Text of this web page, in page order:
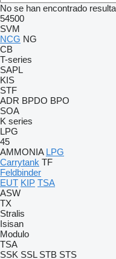
No se han encontrado
54500
SVM
NCG NG
CB
T-series
SAPL
KIS
STF
ADR BPDO BPO
SOA
K series
LPG
45
AMMONIA LPG
Carrytank TF
Feldbinder
EUT KIP TSA
ASW
TX
Stralis
Isisan
Modulo
TSA
SSK SSL STB STS